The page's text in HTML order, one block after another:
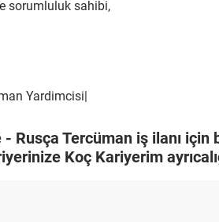
sorumluluk sahibi,
Yardimcisi|
Rusça Tercüman iş ilanı
Koç Kariyerim